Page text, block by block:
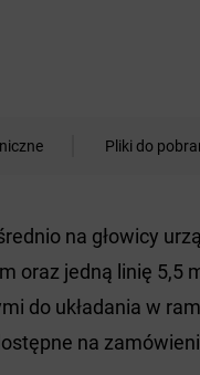
Pliki do
na głowicy
oraz jedną linię 5,5
do układania w
na